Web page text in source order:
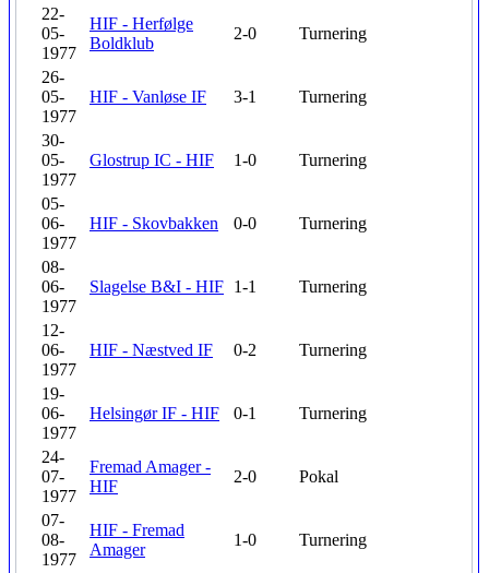
22-
05-
1977
HIF - Herfølge
Boldklub
2-0 Turnering
26-
05-
1977
HIF - Vanløse IF 3-1 Turnering
30-
05-
1977
Glostrup IC - HIF 1-0 Turnering
05-
06-
1977
HIF - Skovbakken 0-0 Turnering
08-
06-
1977
Slagelse B&I - HIF 1-1 Turnering
12-
06-
1977
HIF - Næstved IF 0-2 Turnering
19-
06-
1977
Helsingør IF - HIF 0-1 Turnering
24-
07-
1977
Fremad Amager -
HIF
2-0 Pokal
07-
08-
1977
HIF - Fremad
Amager
1-0 Turnering